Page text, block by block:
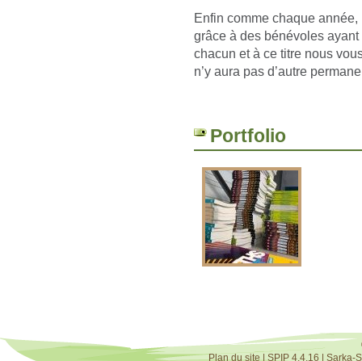
Enfin comme chaque
grâce à des bénévoles
chacun et à ce titre nous
n’y aura pas d’autre
Portfolio
Plan du site|SPIP 4.4.16
Sarka-